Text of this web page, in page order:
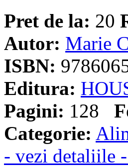
Pret de la: 20
Autor: Marie
ISBN:
Editura:
Pagini: 128
Categorie:
- vezi detaliile -